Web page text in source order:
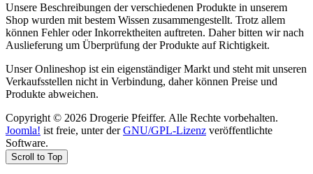
Unsere Beschreibungen der verschiedenen Produkte in unserem
Shop wurden mit bestem Wissen zusammengestellt. Trotz allem
können Fehler oder Inkorrektheiten auftreten. Daher bitten wir nach
Auslieferung um Überprüfung der Produkte auf Richtigkeit.
Unser Onlineshop ist ein eigenständiger Markt und steht mit unseren
Verkaufsstellen nicht in Verbindung, daher können Preise und
Produkte abweichen.
Copyright © 2026 Drogerie Pfeiffer. Alle Rechte vorbehalten.
Joomla! ist freie, unter derGNU/GPL-Lizenz veröffentlichte
Software.
Scroll to Top